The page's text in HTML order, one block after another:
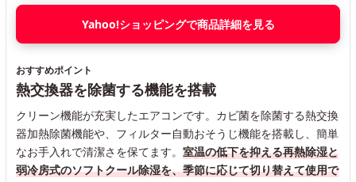
Yahoo!ショッピングで商品詳細を見る
おすすめポイント
熱交換器を除菌する機能を搭載
クリーン機能が充実したエアコンです。カビ菌を除菌する熱交換
器加熱除菌機能や、フィルター自動おそうじ機能を搭載し、簡単
なお手入れで清潔さを保てます。 室温の低下を抑える再熱除湿と
弱冷房式のソフトクール除湿を、季節に応じて切り替えて使用で